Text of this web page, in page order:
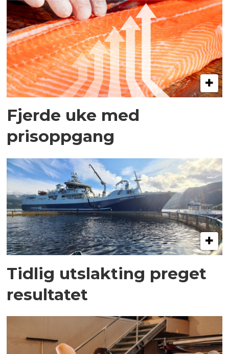
Fjerde uke med
prisoppgang
Tidlig utslakting preget
resultatet